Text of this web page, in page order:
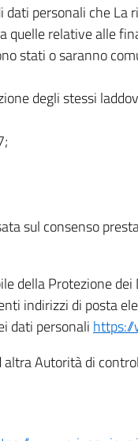
personali che La
quelle relative alle
stati o saranno
degli stessi
sul consenso
della Protezione dei
indirizzi di posta
dati personali
Autorità di